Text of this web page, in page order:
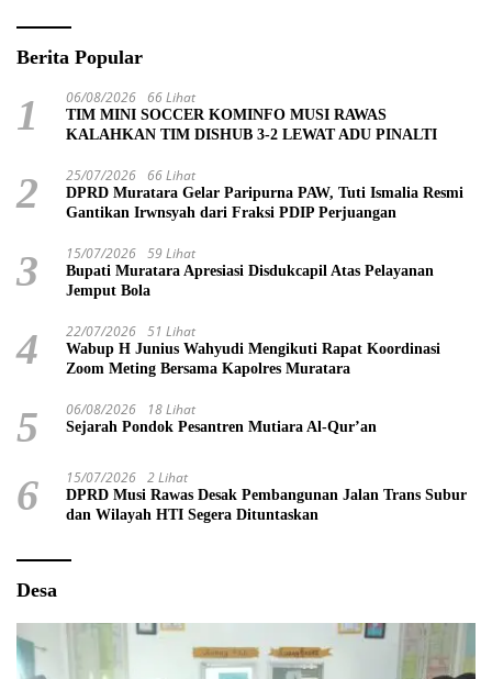
Berita Popular
1 06/08/2026 66 Lihat
TIM MINI SOCCER KOMINFO MUSI RAWAS
KALAHKAN TIM DISHUB 3-2 LEWAT ADU PINALTI
2 25/07/2026 66 Lihat
DPRD Muratara Gelar Paripurna PAW, Tuti Ismalia Resmi
Gantikan Irwnsyah dari Fraksi PDIP Perjuangan
3 15/07/2026 59 Lihat
Bupati Muratara Apresiasi Disdukcapil Atas Pelayanan
Jemput Bola
4 22/07/2026 51 Lihat
Wabup H Junius Wahyudi Mengikuti Rapat Koordinasi
Zoom Meting Bersama Kapolres Muratara
5 06/08/2026 18 Lihat
Sejarah Pondok Pesantren Mutiara Al-Qur’an
6 15/07/2026 2 Lihat
DPRD Musi Rawas Desak Pembangunan Jalan Trans Subur
dan Wilayah HTI Segera Dituntaskan
Desa